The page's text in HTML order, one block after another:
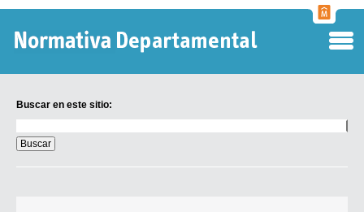
Buscar en este sitio:
en
este
sitio: